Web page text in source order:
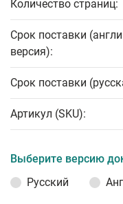
Количество страниц:
Срок поставки
версия):
Срок поставки
Артикул (SKU):
Выберите версию
Русский